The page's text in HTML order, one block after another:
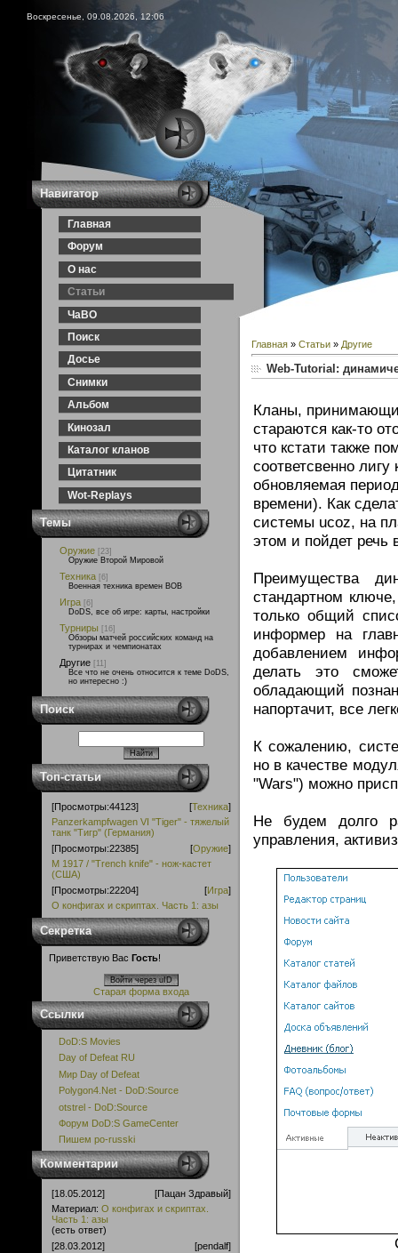
Воскресенье, 09.08.2026, 12:06
Навигатор
Главная
Форум
О нас
Статьи
ЧаВО
Поиск
Досье
Снимки
Aльбом
Кинозал
Каталог кланов
Цитатник
Wot-Replays
Темы
Оружие [23]
Оружие Второй Мировой
Техника [6]
Военная техника времен ВОВ
Игра [6]
DoDS, все об игре: карты, настройки
Турниры
[16]
Обзоры матчей российских команд на
турнирах и чемпионатах
Другие
[11]
Все что не очень относится к теме DoDS,
но интересно :)
Поиск
Топ-статьи
[Просмотры:44123] [Техника]
Panzerkampfwagen VI "Tiger" - тяжелый
танк "Тигр" (Германия)
[Просмотры:22385]
[Оружие]
M 1917 / "Trench knife" - нож-кастет
(США)
[Просмотры:22204]
[Игра]
О конфигах и скриптах. Часть 1: азы
Секретка
Приветствую Вас Гость!
Войти через uID
Старая форма входа
Ссылки
DoD:S Movies
Day of Defeat RU
Мир Day of Defeat
Polygon4.Net - DoD:Source
otstrel - DoD:Source
Форум DoD:S GameCenter
Пишем po-russki
Комментарии
[18.05.2012]
[Пацан Здравый]
Материал: О конфигах и скриптах.
Часть 1: азы
(есть ответ)
[28.03.2012]
[pendalf]
Главная » Статьи » Другие
Web-Tutorial:
Кланы,
стараются как-то
что кстати также
соответсвенно
обновляемая
времени). Как
системы ucoz, на
этом и пойдет речь
Преимущества
стандартном
только общий
информер на
добавлением
делать это
обладающий
напортачит, все
К сожалению,
но в качестве
"Wars") можно
Не будем долго
управления,